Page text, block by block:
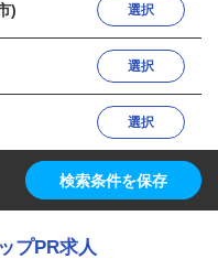
) 選択
選択
選択
検索条件を保存
プPR求人